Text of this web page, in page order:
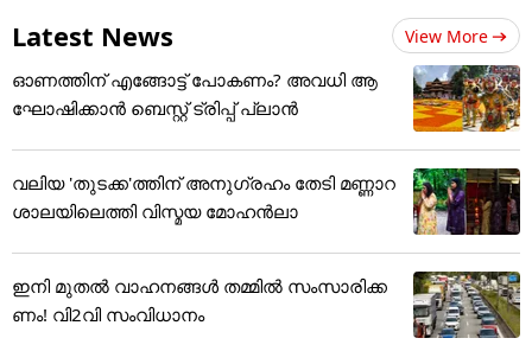
Latest News View More
ഓണത്തിന് എങ്ങോട്ട് പോകണം? അവധി ആ
ഘോഷിക്കാൻ ബെസ്റ്റ് ട്രിപ്പ് പ്ലാൻ
വലിയ 'തുടക്ക'ത്തിന് അനുഗ്രഹം തേടി മണ്ണാറ
ശാലയിലെത്തി വിസ്മയ മോഹൻലാ
ഇനി മുതൽ വാഹനങ്ങൾ തമ്മിൽ സംസാരിക്ക
ണം! വി2വി സംവിധാനം